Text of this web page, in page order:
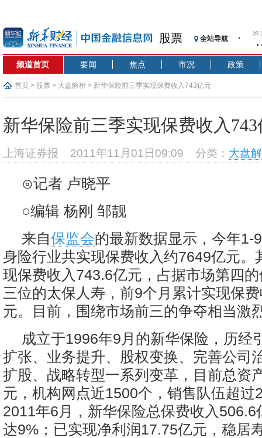
股票 全站导航
记
央
沥
频道首页 要闻 焦点 市况 政策
首页 > 股票 > 大盘解析 > 新华保险前三季实现保费收入743亿元
新华保险前三季实现保费收入
上海证券报 2011年11月01日09:09 分类： 大盘
⊙记者 卢晓平
○编辑 杨刚 邹靓
来自保监会的最新数据显示，今年1-
身险行业共实现保费收入约7649亿元。
现保费收入743.6亿元，占据市场第四
三位的太保人寿，前9个月累计实现保
元。目前，围绕市场前三的争夺相当激
成立于1996年9月的新华保险，历经
扩张、业务提升、股权变换、完善公司
扩股、战略转型一系列变革，目前总资
元，机构网点近1500个，销售队伍超过
2011年6月，新华保险总保费收入506.6
达9%；已实现净利润17.75亿元，稳居